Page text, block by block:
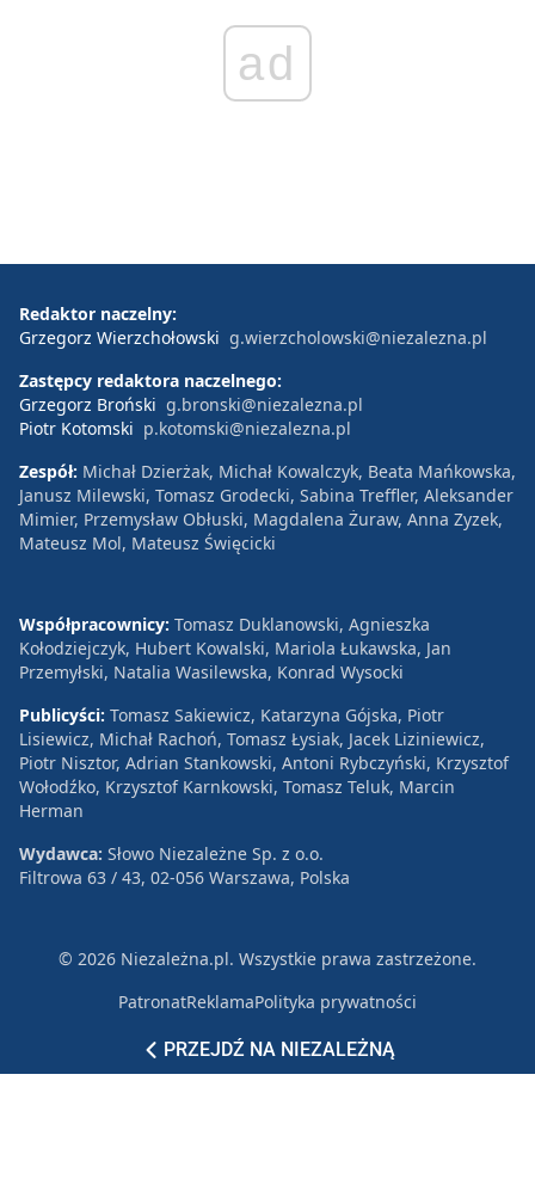
ad
PRZEJDŹ NA NIEZALEŻNĄ
Redaktor naczelny:
Grzegorz Wierzchołowski g.wierzcholowski@niezalezna.pl
Zastępcy redaktora naczelnego:
Grzegorz Broński g.bronski@niezalezna.pl
Piotr Kotomski p.kotomski@niezalezna.pl
Zespół: Michał Dzierżak, Michał Kowalczyk, Beata Mańkowska,
Janusz Milewski, Tomasz Grodecki, Sabina Treffler, Aleksander
Mimier, Przemysław Obłuski, Magdalena Żuraw, Anna Zyzek,
Mateusz Mol, Mateusz Święcicki
Współpracownicy: Tomasz Duklanowski, Agnieszka
Kołodziejczyk, Hubert Kowalski, Mariola Łukawska, Jan
Przemyłski, Natalia Wasilewska, Konrad Wysocki
Publicyści: Tomasz Sakiewicz, Katarzyna Gójska, Piotr
Lisiewicz, Michał Rachoń, Tomasz Łysiak, Jacek Liziniewicz,
Piotr Nisztor, Adrian Stankowski, Antoni Rybczyński, Krzysztof
Wołodźko, Krzysztof Karnkowski, Tomasz Teluk, Marcin
Herman
Wydawca: Słowo Niezależne Sp. z o.o.
Filtrowa 63 / 43, 02-056 Warszawa, Polska
© 2026 Niezależna.pl. Wszystkie prawa zastrzeżone.
PatronatReklamaPolityka prywatności